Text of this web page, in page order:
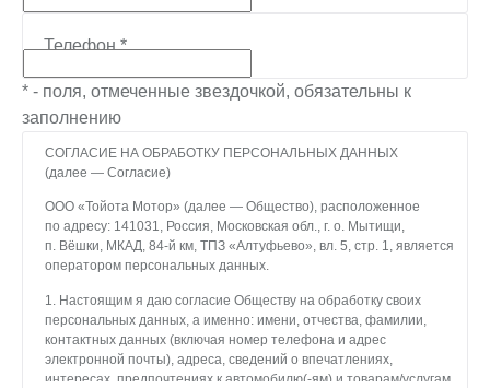
Телефон*
* - поля, отмеченные звездочкой, обязательны к
заполнению
СОГЛАСИЕ НА ОБРАБОТКУ ПЕРСОНАЛЬНЫХ ДАННЫХ
(далее — Согласие)
ООО «Тойота Мотор» (далее — Общество), расположенное
по адресу: 141031, Россия, Московская обл., г. о. Мытищи,
п. Вёшки, МКАД, 84-й км, ТПЗ «Алтуфьево», вл. 5, стр. 1, является
оператором персональных данных.
1. Настоящим я даю согласие Обществу на обработку своих
персональных данных, а именно: имени, отчества, фамилии,
контактных данных (включая номер телефона и адрес
электронной почты), адреса, сведений о впечатлениях,
интересах, предпочтениях к автомобилю(-ям) и товарам/услугам,